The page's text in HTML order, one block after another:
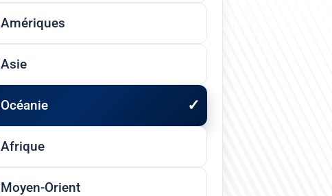
Amériques
Asie
Océanie
Afrique
Moyen-Orient